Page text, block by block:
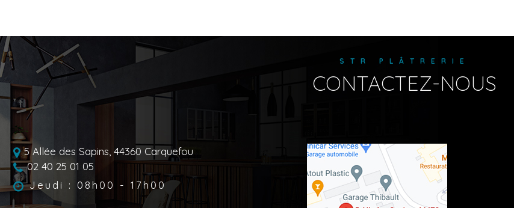
STR PLÂTRERIE
CONTACTEZ-NOUS
5 Allée des Sapins, 44360 Carquefou
02 40 25 01 05
Jeudi : 08h00 - 17h00